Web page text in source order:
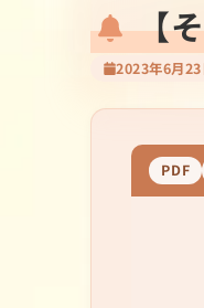
【
2023年6月23
PDF